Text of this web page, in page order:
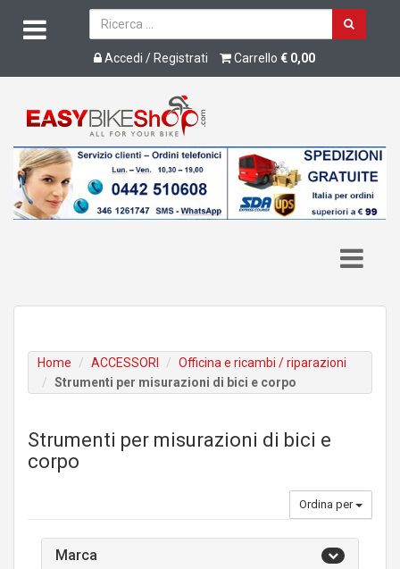
Accedi / Registrati Carrello € 0,00
Home ACCESSORI
Officina e ricambi / riparazioni
Strumenti per misurazioni di bici e corpo
Strumenti per misurazioni di bici e
corpo
Ordina per
Marca